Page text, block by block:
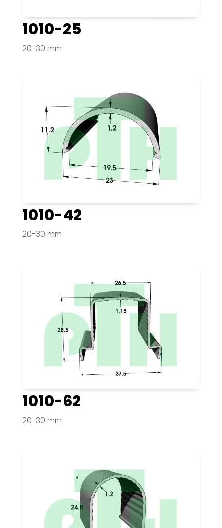
1010-25
20-30 mm
1010-42
20-30 mm
1010-62
20-30 mm